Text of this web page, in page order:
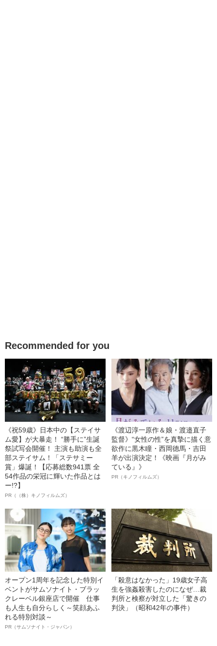
Recommended for you
《祝59歳》日本中の【ステイサ
ム愛】が大暴走！ “勝手に”生誕
祭試写会開催！ 主演も助演も全
部ステイサム！「ステサミー
賞」爆誕！【応募総数941票 全
54作品の栄冠に輝いた作品とは
ー!?】
PR（（株）キノフィルムズ）
《渡辺淳一原作＆娘・渡邉直子
監督》“女性の性”を真摯に描く意
欲作に黒木瞳・西岡德馬・吉田
羊が出演決定！《映画『月がみ
ている』》
PR（キノフィルムズ）
オープン1周年を記念した特別イ
ベントがサムソナイト・ブラッ
クレーベル銀座店で開催 仕事
も人生も自分らしく～笑顔あふ
れる特別対談～
PR（サムソナイト・ジャパン）
「殺意はなかった」19歳女子高
生を強姦殺害したのになぜ…裁
判所と検察が対立した「驚きの
判決」（昭和42年の事件）